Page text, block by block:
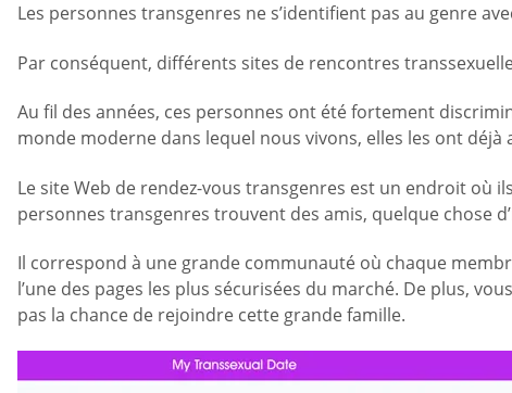
Les personnes transgenres ne s’identifient pas au genre
Par conséquent, différents sites de rencontres
Au fil des années, ces personnes ont été fortement
monde moderne dans lequel nous vivons, elles les ont déjà
Le site Web de rendez-vous transgenres est un endroit où
personnes transgenres trouvent des amis, quelque chose
Il correspond à une grande communauté où chaque
l’une des pages les plus sécurisées du marché. De plus,
pas la chance de rejoindre cette grande famille.